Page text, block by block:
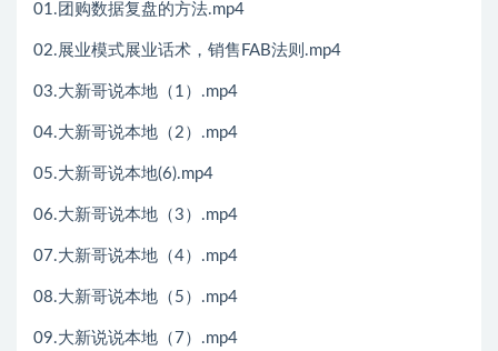
01.团购数据复盘的方法.mp4
02.展业模式展业话术，销售FAB法则.mp4
03.大新哥说本地（1）.mp4
04.大新哥说本地（2）.mp4
05.大新哥说本地(6).mp4
06.大新哥说本地（3）.mp4
07.大新哥说本地（4）.mp4
08.大新哥说本地（5）.mp4
09.大新说说本地（7）.mp4